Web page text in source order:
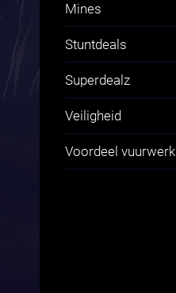
Mines
Stuntdeals
Superdealz
Veiligheid
Voordeel vuurwerk